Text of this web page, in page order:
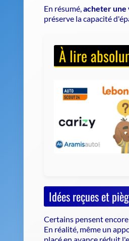
En résumé,acheter une
préserve la capacité
À lire
Idées reçues et
Certains pensent
En réalité, même un